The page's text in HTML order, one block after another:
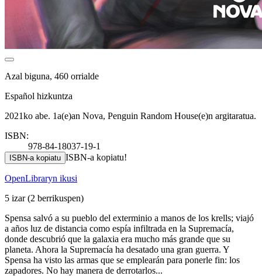
Azal biguna, 460 orrialde
Español hizkuntza
2021ko abe. 1a(e)an Nova, Penguin Random House(e)n argitaratua.
ISBN:
978-84-18037-19-1
ISBN-a kopiatu ISBN-a kopiatu!
OpenLibraryn ikusi
5 izar(2 berrikuspen)
Spensa salvó a su pueblo del exterminio a manos de los krells; viajó
a años luz de distancia como espía infiltrada en la Supremacía,
donde descubrió que la galaxia era mucho más grande que su
planeta. Ahora la Supremacía ha desatado una gran guerra. Y
Spensa ha visto las armas que se emplearán para ponerle fin: los
zapadores. No hay manera de derrotarlos...